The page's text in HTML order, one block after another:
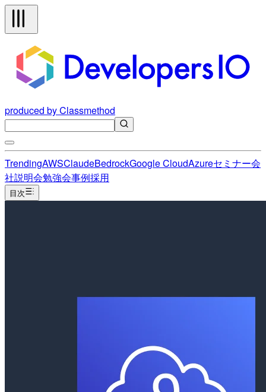
produced by Classmethod
TrendingAWSClaudeBedrockGoogle CloudAzureセミナー会
社説明会勉強会事例採用
目次